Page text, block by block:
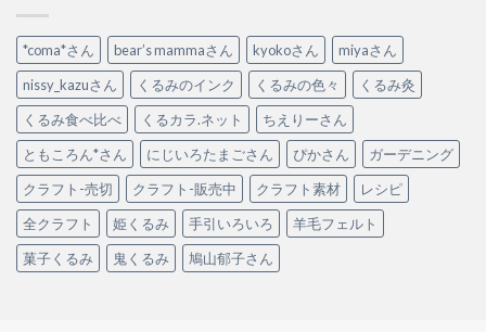
*coma*さん bear’s mammaさん kyokoさん
miyaさん
nissy_kazuさん
くるみのインク くるみの色々
くるみ灸
くるみ食べ比べ
くるカラ.ネット
ちえりーさん
ともころん*さん
にじいろたまごさん ぴかさん
ガーデニング
クラフト-売切
クラフト-販売中 クラフト素材
レシピ
全クラフト
姫くるみ 手引いろいろ
羊毛フェルト
菓子くるみ
鬼くるみ 鳩山郁子さん